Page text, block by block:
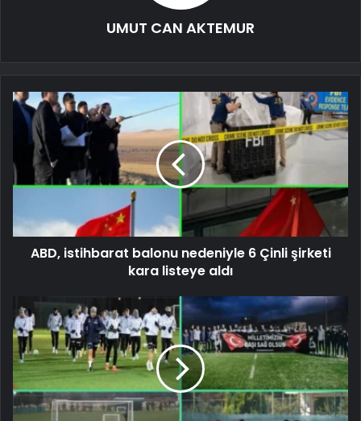
UMUT CAN AKTEMUR
ABD, istihbarat balonu nedeniyle 6 Çinli şirketi
kara listeye aldı